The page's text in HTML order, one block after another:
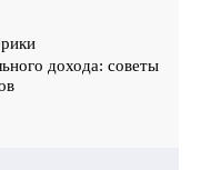
дохода: советы